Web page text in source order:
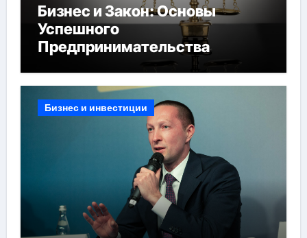
Бизнес и Закон: Основы
Успешного
Предпринимательства
Бизнес и инвестиции